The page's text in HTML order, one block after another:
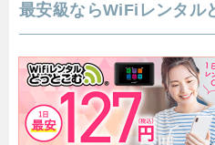
最安級ならWiFiレンタル